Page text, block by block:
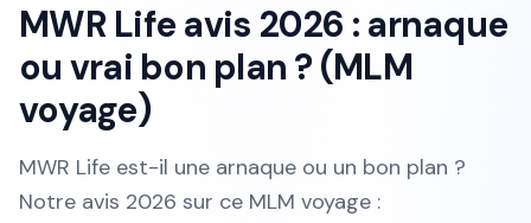
MWR Life avis 2026 : arnaque
ou vrai bon plan ? (MLM
voyage)
MWR Life est-il une arnaque ou un bon plan ?
Notre avis 2026 sur ce MLM voyage :